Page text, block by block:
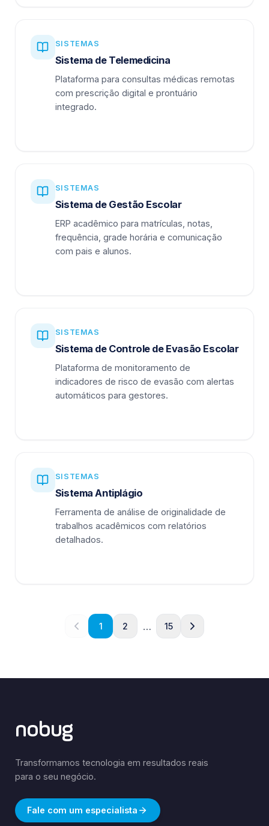
SISTEMAS
Sistema de Telemedicina
Plataforma para consultas médicas remotas
com prescrição digital e prontuário
integrado.
SISTEMAS
Sistema de Gestão Escolar
ERP acadêmico para matrículas, notas,
frequência, grade horária e comunicação
com pais e alunos.
SISTEMAS
Sistema de Controle de Evasão Escolar
Plataforma de monitoramento de
indicadores de risco de evasão com alertas
automáticos para gestores.
SISTEMAS
Sistema Antiplágio
Ferramenta de análise de originalidade de
trabalhos acadêmicos com relatórios
detalhados.
1 2 … 15
nobug
Transformamos tecnologia em resultados reais
para o seu negócio.
Fale com um especialista